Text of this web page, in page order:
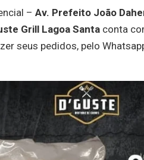
– Av. Prefeito João
Grill Lagoa Santa conta
seus pedidos, pelo